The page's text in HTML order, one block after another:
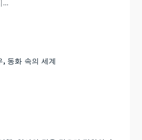
, 동화 속의 세계